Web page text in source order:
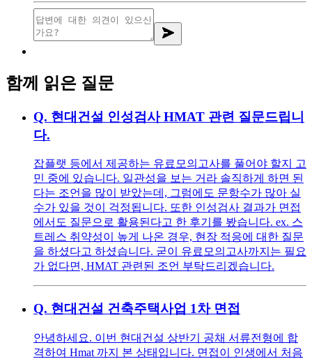
함께 읽은 질문
Q. 현대건설 인성검사 HMAT 관련 질문드립니
다.
잡플랫 등에서 제공하는 유료모의고사를 풀어야 할지 고
민 중에 있습니다. 일관성을 보는 거라 솔직하게 하면 된
다는 조언을 많이 받았는데, 그럼에도 문항수가 많아 실
수가 있을 것이 걱정됩니다. 또한 인성검사 결과가 면접
에서도 질문으로 활용된다고 한 후기를 봤습니다. ex. 스
트레스 취약성이 높게 나온 경우, 현장 적응에 대한 질문
을 하셨다고 하셨습니다. 굳이 유료모의고사까지는 필요
가 없다면, HMAT 관련된 조언 부탁드리겠습니다.
Q. 현대건설 건축주택사업 1차 면접
안녕하세요. 이번 현대건설 상반기 공채 서류전형에 합
격하여 Hmat 까지 본 상태입니다. 면접이 인생에서 처음